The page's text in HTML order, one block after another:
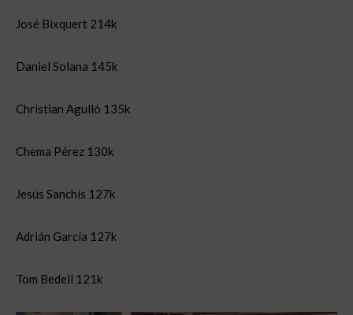
José Bixquert 214k
Daniel Solana 145k
Christian Agulló 135k
Chema Pérez 130k
Jesús Sanchís 127k
Adrián García 127k
Tom Bedell 121k